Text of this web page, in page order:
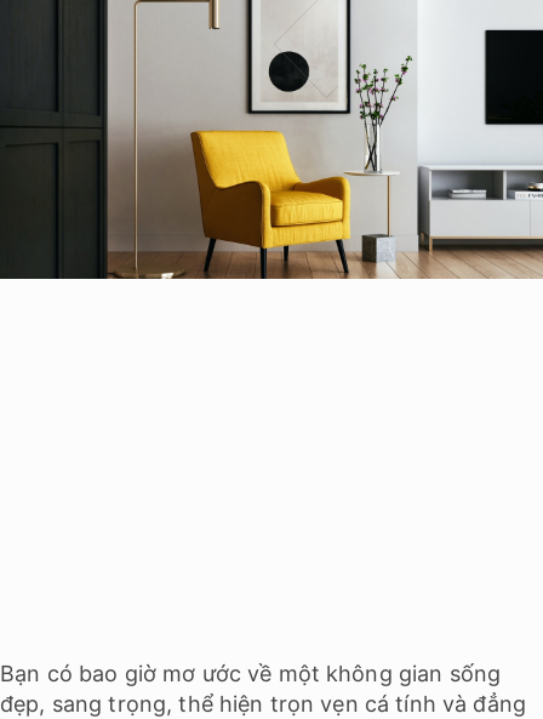
Bạn có bao giờ mơ ước về một không gian sống
đẹp, sang trọng, thể hiện trọn vẹn cá tính và đẳng